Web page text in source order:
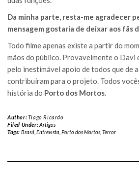
Da minha parte, resta-me agradecer
mensagem gostaria de deixar aos fãs
Todo filme apenas existe a partir do
mãos do público. Provavelmente o Davi
pelo inestimável apoio de todos que de
contribuíram para o projeto. Todos
história do Porto dos Mortos.
Author:Tiago Ricardo
Filed Under:Artigos
Tags: Brasil, Entrevista Porto dos Mortos, Terror